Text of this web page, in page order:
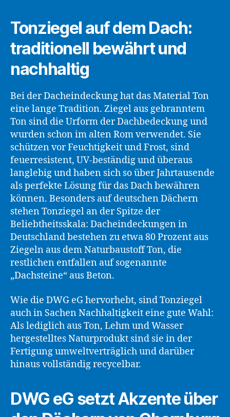
Tonziegel auf dem Dach:
traditionell bewährt und
nachhaltig
Bei der Dacheindeckung hat das Material Ton
eine lange Tradition. Ziegel aus gebranntem
Ton sind die Urform der Dachbedeckung und
wurden schon im alten Rom verwendet. Sie
schützen vor Feuchtigkeit und Frost, sind
feuerresistent, UV-beständig und überaus
langlebig und haben sich so über Jahrtausende
als perfekte Lösung für das Dach bewähren
können. Besonders auf deutschen Dächern
stehen Tonziegel an der Spitze der
Beliebtheitsskala: Dacheindeckungen in
Deutschland bestehen zu etwa 80 Prozent aus
Ziegeln aus dem Naturbaustoff Ton, die
restlichen entfallen auf sogenannte
„Dachsteine“ aus Beton.
Wie die DWG eG hervorhebt, sind Tonziegel
auch in Sachen Nachhaltigkeit eine gute Wahl:
Als lediglich aus Ton, Lehm und Wasser
hergestelltes Naturprodukt sind sie in der
Fertigung umweltverträglich und darüber
hinaus vollständig recycelbar.
DWG eG setzt Akzente über